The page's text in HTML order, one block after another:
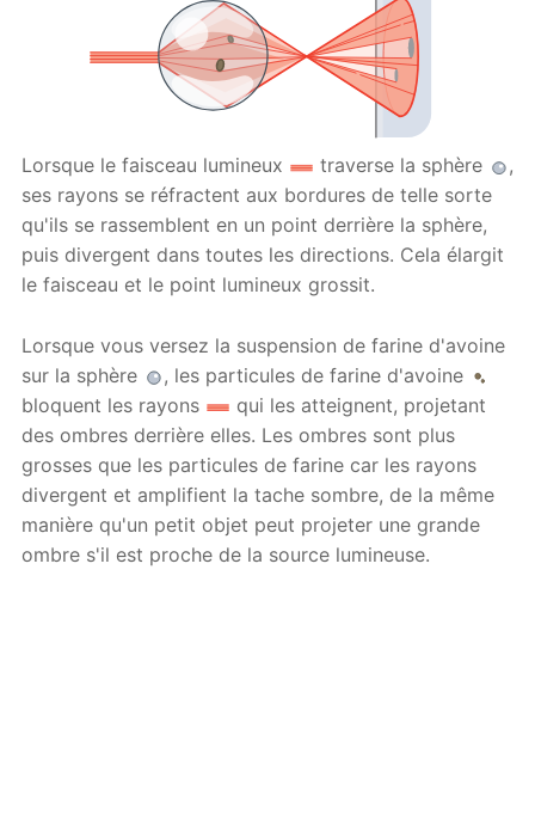
Lorsque le faisceau lumineux traverse la sphère
,
ses rayons se réfractent aux bordures de telle sorte
qu'ils se rassemblent en un point derrière la sphère,
puis divergent dans toutes les directions. Cela élargit
le faisceau et le point lumineux grossit.
Lorsque vous versez la suspension de farine d'avoine
sur la sphère
, les particules de farine d'avoine
bloquent les rayons
qui les atteignent, projetant
des ombres derrière elles. Les ombres sont plus
grosses que les particules de farine car les rayons
divergent et amplifient la tache sombre, de la même
manière qu'un petit objet peut projeter une grande
ombre s'il est proche de la source lumineuse.